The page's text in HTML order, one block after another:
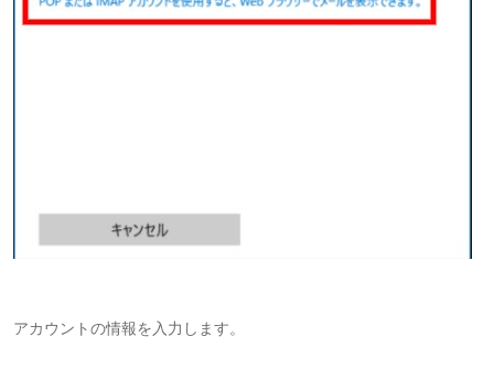
アカウントの情報を入力します。